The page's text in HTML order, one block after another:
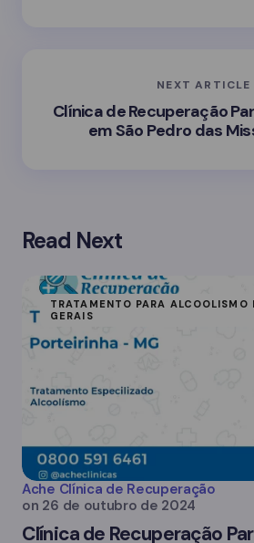
NEXT ARTICLE
Clínica de Recuperação
em São Pedro das
Read Next
TRATAMENTO PARA ALCOOLISMO
GERAIS
Ache Clínica de Recuperação
on 26 de outubro de 2024
Clínica de Recuperação